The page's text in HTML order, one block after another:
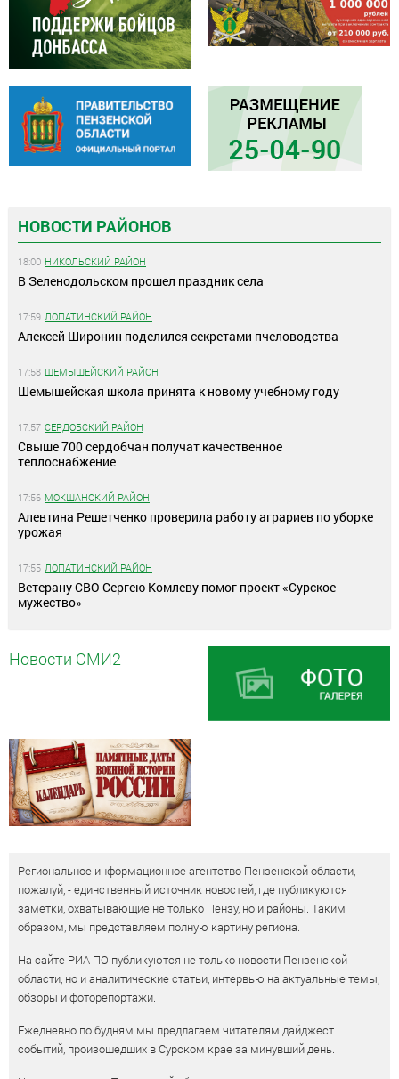
НОВОСТИ РАЙОНОВ
18:00 НИКОЛЬСКИЙ РАЙОН
В Зеленодольском прошел праздник села
17:59 ЛОПАТИНСКИЙ РАЙОН
Алексей Широнин поделился секретами пчеловодства
17:58 ШЕМЫШЕЙСКИЙ РАЙОН
Шемышейская школа принята к новому учебному году
17:57 СЕРДОБСКИЙ РАЙОН
Свыше 700 сердобчан получат качественное
теплоснабжение
17:56 МОКШАНСКИЙ РАЙОН
Алевтина Решетченко проверила работу аграриев по уборке
урожая
17:55 ЛОПАТИНСКИЙ РАЙОН
Ветерану СВО Сергею Комлеву помог проект «Сурское
мужество»
Новости СМИ2
Региональное информационное агентство Пензенской области,
пожалуй, - единственный источник новостей, где публикуются
заметки, охватывающие не только Пензу, но и районы. Таким
образом, мы представляем полную картину региона.
На сайте РИА ПО публикуются не только новости Пензенской
области, но и аналитические статьи, интервью на актуальные темы,
обзоры и фоторепортажи.
Ежедневно по будням мы предлагаем читателям дайджест
событий, произошедших в Сурском крае за минувший день.